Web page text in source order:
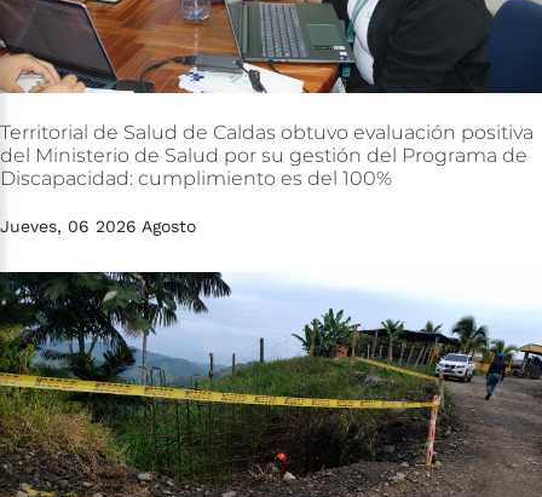
Territorial de Salud de Caldas obtuvo evaluación positiva
del Ministerio de Salud por su gestión del Programa de
Discapacidad: cumplimiento es del 100%
Jueves, 06 2026 Agosto